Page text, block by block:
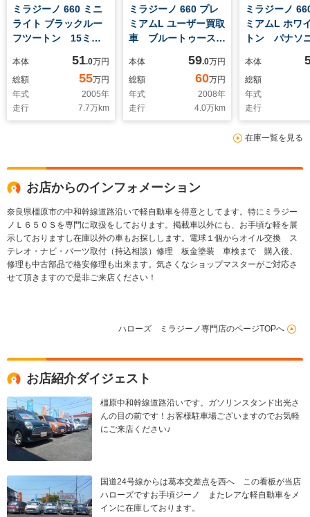
ミラジーノ 660 ミニ
ライト ブラックルー
フツートン 15ミニ
ウッドナビブルートゥ
ース デジタルミラー
ドラレコ前後 ETC
モモウッドコンビハン
ドル ウッドパネル
本体 51.0万円
総額
55万円
年式
2005年
走行
7.7万km
ミラジーノ 660 プレ
ミアムL ユーザー買取
車 ブルートゥースナ
レコ360度
本体 59.0万円
総額
60万円
年式
2008年
走行
4.0万km
ミラジーノ
ミアムL ホワ
トン パナソ
ブルートゥー
本体
総額
年式
走行
在庫一覧を見る
お店からのインフォメーション
奈良県橿原市の中和幹線道路沿いで軽自動車を得意としてます。特にミラジー
ノＬ６５０Ｓを専門に取扱をしております。掲載車以外にも、お手頃な軽を展
示しておりますし在庫以外の車もお探しします。電球１個からオイル交換 ス
テレオ・ナビ・パーツ取付（持込相談）修理 板金塗装 車検まで 購入後、
修理も中古部品で格安修理も出来ます。気さくなショップマスターがご対応さ
せて頂きますので是非ご来店ください！
ハローズ ミラジーノ専門店のページTOPへ
お店紹介ダイジェスト
橿原中和幹線道路沿いです。ガソリンスタンド出光さ
んの目の前です！お客様駐車場ございますのでお気軽
にご来店ください♪
国道24号線からは葛本交差点を西へ この看板が当店
ハローズですお手頃ジーノ またレアな軽自動車をメ
インに在庫しております。